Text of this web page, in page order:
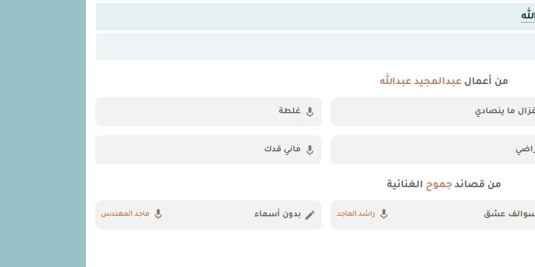
من أعمال عبدالمجيد عبدالله
ما ينصادي غلطة
ماني قدك
من قصائد جموح الغنائية
عشق راشد الماجد بدون أسماء ماجد المهندس